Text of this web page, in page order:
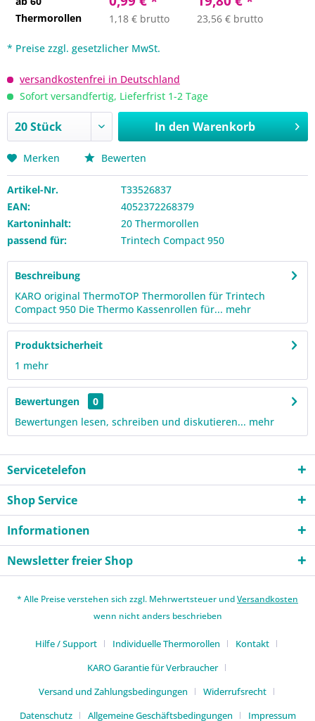
Thermorollen
1,18 € brutto 23,56 € brutto
* Preise zzgl. gesetzlicher MwSt.
versandkostenfrei in Deutschland
Sofort versandfertig, Lieferfrist 1-2 Tage
In den Warenkorb
Merken Bewerten
Artikel-Nr.
T33526837
EAN:
4052372268379
Kartoninhalt:
20 Thermorollen
passend für:
Trintech Compact 950
Beschreibung
KARO original ThermoTOP Thermorollen für Trintech
Compact 950 Die Thermo Kassenrollen für... mehr
Produktsicherheit
1 mehr
Bewertungen
0
Bewertungen lesen, schreiben und diskutieren... mehr
Servicetelefon
Shop Service
Informationen
Newsletter freier Shop
* Alle Preise verstehen sich zzgl. Mehrwertsteuer undVersandkosten
wenn nicht anders beschrieben
Hilfe / Support Individuelle Thermorollen
Kontakt
KARO Garantie für Verbraucher
Versand und Zahlungsbedingungen
Widerrufsrecht
Datenschutz
Allgemeine Geschäftsbedingungen Impressum